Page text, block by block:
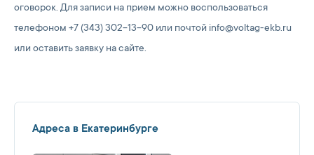
оговорок. Для записи на прием можно воспользоваться
телефоном +7 (343) 302-13-90 или почтой info@voltag-ekb.ru
или оставить заявку на сайте.
Адреса в Екатеринбурге